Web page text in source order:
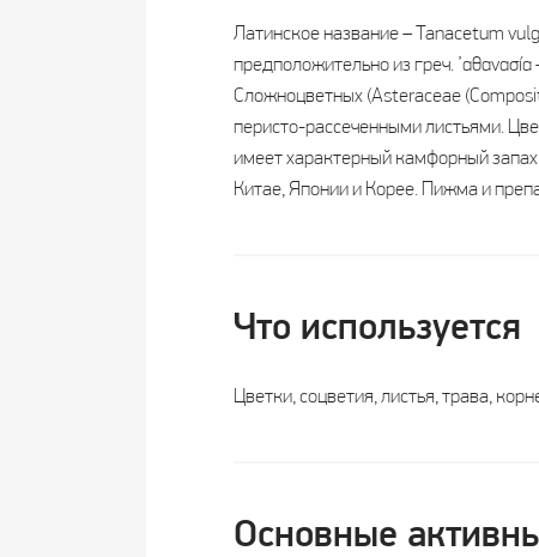
Латинское название – Tanacetum
предположительно из греч.
Сложноцветных (Asteraceae
перисто-рассеченными листьями.
имеет характерный камфорный
Китае, Японии и Корее. Пижма и
Что используется
Цветки, соцветия, листья, трава,
Основные